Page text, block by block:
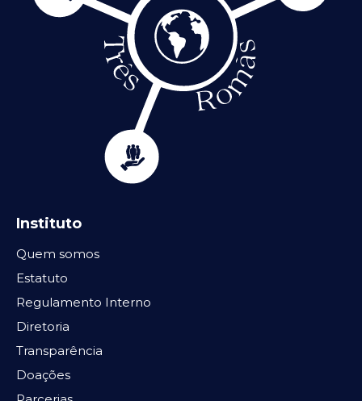
Instituto
Quem somos
Estatuto
Regulamento Interno
Diretoria
Transparência
Doações